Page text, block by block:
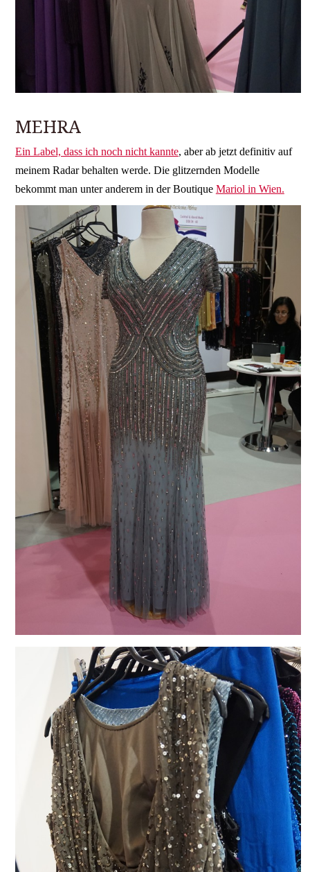
MEHRA
Ein Label, dass ich noch nicht kannte, aber ab jetzt definitiv auf
meinem Radar behalten werde. Die glitzernden Modelle
bekommt man unter anderem in der Boutique Mariol in Wien.